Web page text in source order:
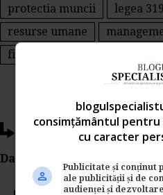
protectia muncii legea
resurse umane
fisa postului
Ti-a placut acest
Da Like, Printeaza sau
consimțământul
cu caracter
Publicitate și conținut
ale publicității și de
audienței și